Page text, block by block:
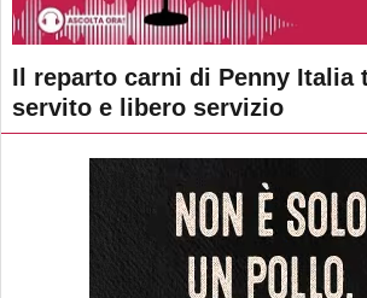
Il reparto carni di Penny Italia
servito e libero servizio